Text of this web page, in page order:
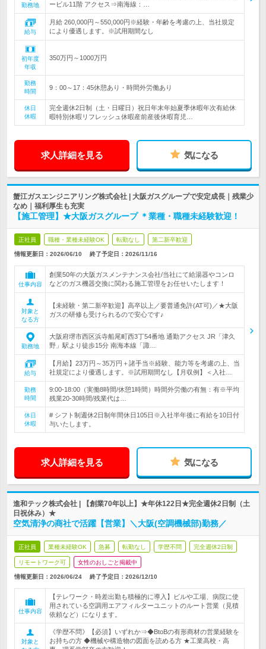
勤務地
ービル11階 アクセス⇒南海線：…
給与
月給 260,000円～550,000円※経験・年齢を考慮の上、当社規定
により優遇します。※試用期間なし
初年度
年収
350万円～1000万円
勤務
時間
9：00～17：45休憩あり・時間外労働あり
休日
休暇
完全週休2日制（土・日曜日）祝日年末年始夏季休暇年次有給休
暇特別休暇リフレッシュ休暇産前産後休暇育児…
求人詳細を見る 気になる
蟹江ガスエンジニアリング株式会社 | 大阪ガスグループで安定成長｜残業少
なめ｜福利厚生も充実
【施工管理】★大阪ガスグループ ＊業種・職種未経験歓迎！
正社員 職種・業種未経験OK 転勤なし 第二新卒歓迎
情報更新日：2026/06/10 終了予定日： 2026/11/16
仕事内容
創業50年の大阪ガスメンテナンス会社/当社にて給湯器やコンロ
などのガス機器交換に関わる施工管理をお任せいたします！
対象と
なる方
【未経験・第二新卒歓迎】高卒以上／要普通免許(AT可)／★大阪
ガスの研修も受けられるので安心です♪
勤務地
大阪府堺市西区浜寺船尾町西3丁54番地 通勤アクセス JR「津久
野」駅より徒歩15分 南海本線「諏…
給与
【月給】23万円～35万円＋諸手当※経験、能力等を考慮の上、当
社規定により優遇します。※試用期間なし【月収例】＜入社…
勤務
時間
9:00-18:00（実働8時間/休憩1時間）時間外労働の有無：有※平均
残業20-30時間/残業代は…
休日
休暇
# シフト制週休2日制年間休日105日※入社半年後に有給を10日付
与いたします。
求人詳細を見る 気になる
進和テック株式会社 | 【創業70年以上】★年休122日★完全週休2日制（土
日祝休み）★
空気清浄の商社で活躍【営業】＼大阪(空調機械部)勤務／
正社員 業種未経験OK 急募 転勤なし 学歴不問 完全週休2日制
リモートワーク可 女性のおしごと掲載中
情報更新日：2026/06/24 終了予定日： 2026/12/10
仕事内容
【テレワーク・時差出勤も積極的に導入】ビルや工場、病院に使
用されている空調用エアフィルターユニットのルート営業（見積
依頼など）になります。
対象と
《学歴不問》【必須】いずれか⇒◆BtoBの有形商材の営業経験を
お持ちの方 ◆機械や構造物の図面を読める方 ★工業高校・高